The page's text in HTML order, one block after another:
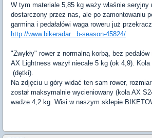
W tym materiale 5,85 kg waży właśnie seryjny
dostarczony przez nas, ale po zamontowaniu
garmina i pedałałówi waga roweru już
http://www.bikeradar...b-season-45824/
"Zwykły" rower z normalną korbą, bez
AX Lightness ważył niecałe 5 kg (ok 4,9).
(dętki).
Na zdjęciu u góry widać ten sam rower,
został maksymalnie wycieniowany (koła AX
wadze 4,2 kg. Wisi w naszym sklepie